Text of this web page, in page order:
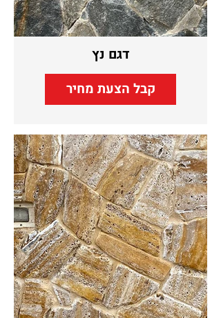
דגם נץ
קבל הצעת מחיר